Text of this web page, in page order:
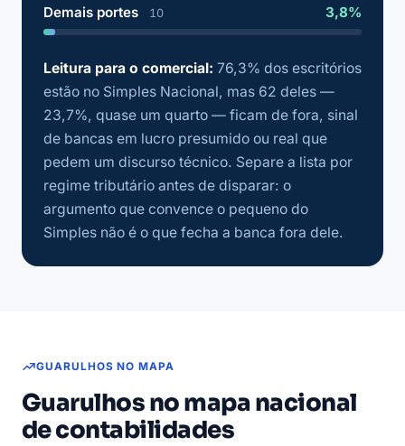
Demais portes 10 3,8%
Leitura para o comercial: 76,3% dos escritórios
estão no Simples Nacional, mas 62 deles —
23,7%, quase um quarto — ficam de fora, sinal
de bancas em lucro presumido ou real que
pedem um discurso técnico. Separe a lista por
regime tributário antes de disparar: o
argumento que convence o pequeno do
Simples não é o que fecha a banca fora dele.
GUARULHOS NO MAPA
Guarulhos no mapa nacional
de contabilidades